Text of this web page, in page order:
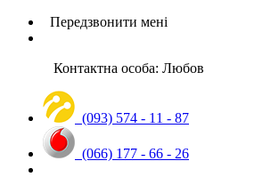
Передзвонити мені
Контактна особа: Любов
(093) 574 - 11 - 87
(066) 177 - 66 - 26